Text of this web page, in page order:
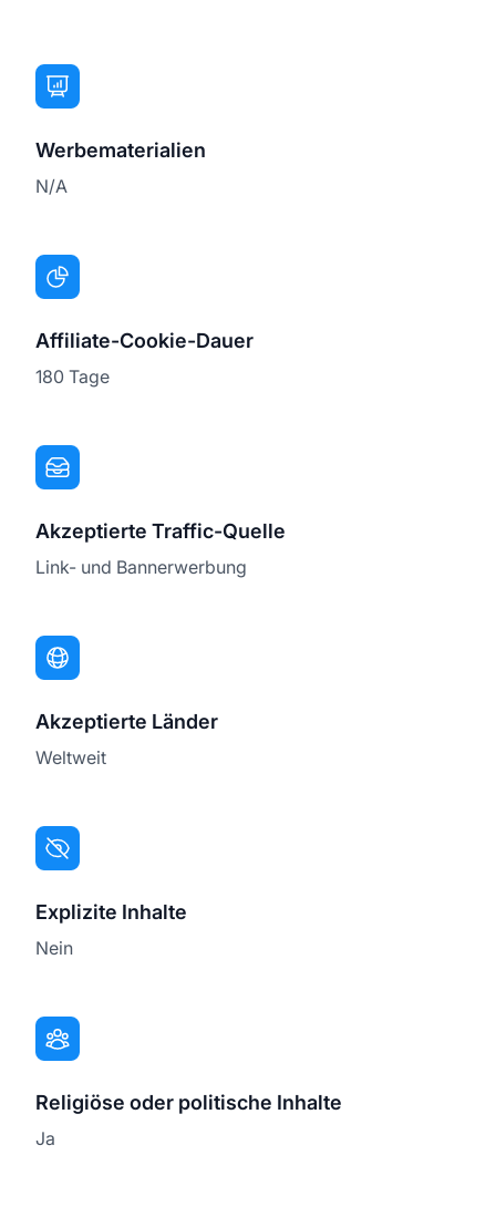
Werbematerialien
N/A
Affiliate-Cookie-Dauer
180 Tage
Akzeptierte Traffic-Quelle
Link- und Bannerwerbung
Akzeptierte Länder
Weltweit
Explizite Inhalte
Nein
Religiöse oder politische Inhalte
Ja